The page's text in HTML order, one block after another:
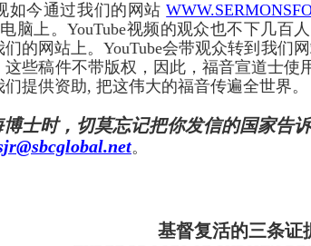
如今通过我们的网站
脑上。YouTube视频的观众也不下几百
的网站上。YouTube会带观众转到我们
些稿件不带版权，因此，福音宣道士使
提供资助, 把这伟大的福音传遍全世界。
士时，切莫忘记把你发信的国家告
。
基督复活的三条证